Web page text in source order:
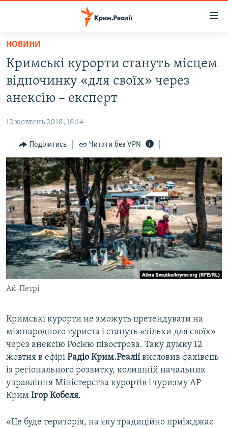
Перейти
основного
матеріалу
до
основної
Перейти
до
пошуку
ВОДА.КРИМ
ВІДЕО ТА ФОТО
БЛОГИ
ПОГЛЯД
ІНТЕРВ'Ю
ВСЕ ЗА ДЕНЬ
СПЕЦПРОЕКТИ
ДЕПОРТАЦІЯ
ВІДЕОУРОКИ «ELIFBE»
СВІДЧЕННЯ ОКУПАЦІЇ
УКРАЇНСЬКА ПРОБЛЕМА КРИМУ
ІНФОГРАФІКА
ЯК ОБІЙТИ БЛОКУВАННЯ
Русский
Qırımtatar
ДОЛУЧАЙСЯ!
Усі сайти RFE/RL
НОВИНИ
Кримські курорти стануть місцем
відпочинку «для своїх» через
анексію – експерт
12 жовтень 2018, 18:14
Поділитись Читати без VPN
Ай-Петрі
Кримські курорти не зможуть претендувати на
міжнародного туриста і стануть «тільки для своїх»
через анексію Росією півострова. Таку думку 12
жовтня в ефірі Радіо Крим.Реаліївисловив фахівець
із регіонального розвитку, колишній начальник
управління Міністерства курортів і туризму АР
Крим Ігор Кобеля.
«Це буде територія, на яку традиційно приїжджає